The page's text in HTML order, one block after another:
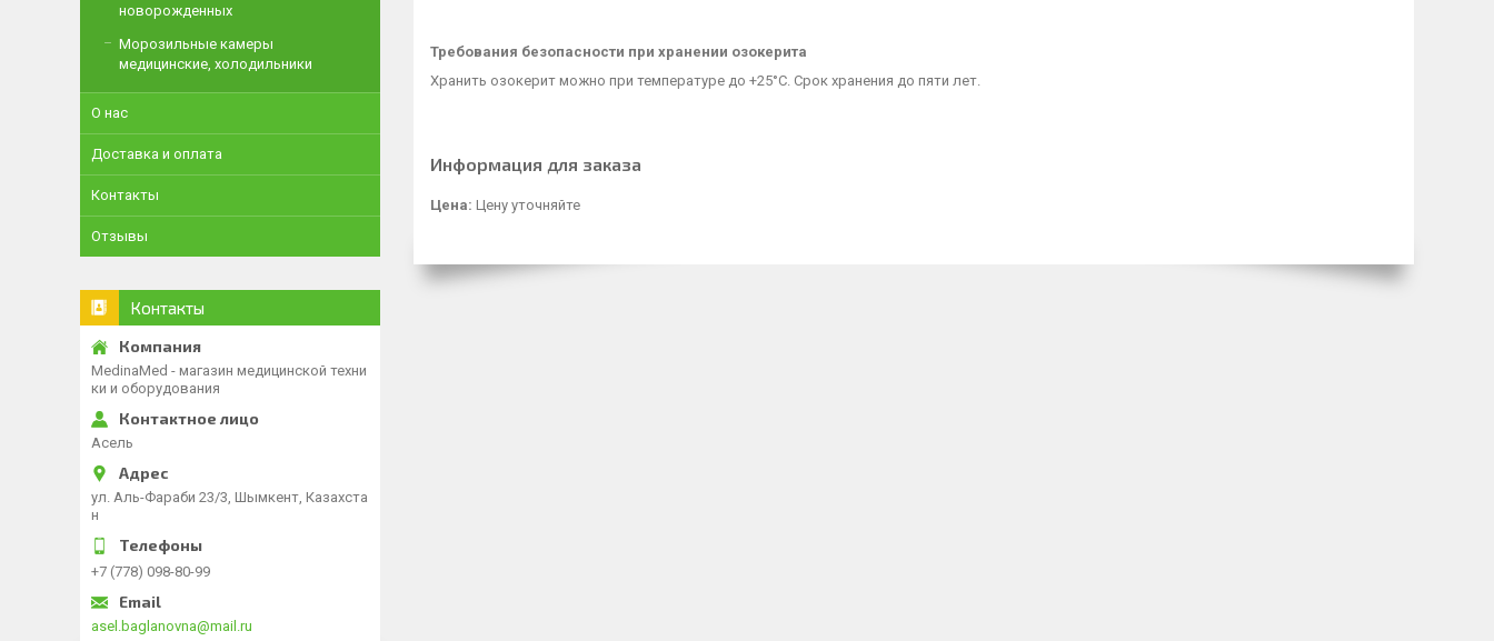
Требования безопасности при хранении озокерита
Хранить озокерит можно при температуре до +25°C. Срок хранения до пяти лет.
Информация для заказа
Цена: Цену уточняйте
новорожденных
Морозильные камеры
медицинские, холодильники
О нас
Доставка и оплата
Контакты
Отзывы
Контакты
MedinaMed - магазин медицинской техни
ки и оборудования
Асель
ул. Аль-Фараби 23/3, Шымкент, Казахста
н
+7 (778) 098-80-99
asel.baglanovna@mail.ru